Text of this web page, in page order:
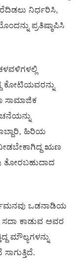
ನಿರ್ಧರಿಸಿ,
ಪ್ರತಿಷ್ಠಾಪಿಸಿ
ಕೋಟಿಯವರನ್ನು
ಸಾಮಾಜಿಕ
ಹಿರಿಯ
ಋಣ
ತೋರಬಹುದಾದ
ಒಡನಾಡಿಯ
ಸದಾ ಕಾಡುವ ಅವರ
ಮೌಲ್ಯಗಳನ್ನು